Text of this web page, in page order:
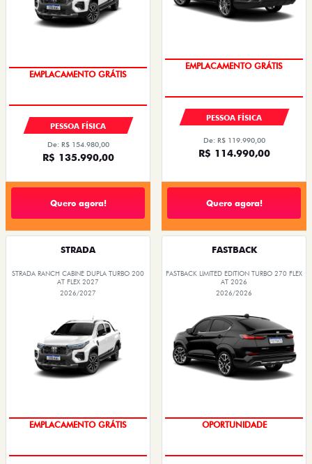
OPORTUNIDADE
PESSOA FÍSICA
De: R$ 154.980,00
R$ 135.990,00
Quero agora!
OPORTUNIDADE
PESSOA FÍSICA
De: R$ 119.990,00
R$ 114.990,00
Quero agora!
STRADA
STRADA RANCH CABINE DUPLA TURBO 200
AT FLEX 2027
2026/2027
OPORTUNIDADE
FASTBACK
FASTBACK LIMITED EDITION TURBO 270 FLEX
AT 2026
2026/2026
PREÇOS REDUZIDOS